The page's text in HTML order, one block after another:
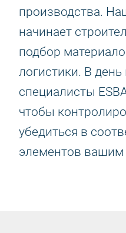
производства.
начинает
подбор
логистики. В
специалисты
чтобы
убедиться в
элементов вашим